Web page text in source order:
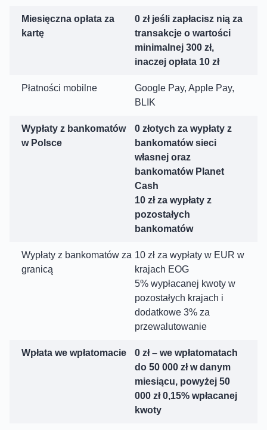
Miesięczna opłata za
kartę
0 zł jeśli zapłacisz nią za
transakcje o wartości
minimalnej 300 zł,
inaczej opłata 10 zł
Płatności mobilne
Google Pay, Apple Pay,
BLIK
Wypłaty z bankomatów
w Polsce
0 złotych za wypłaty z
bankomatów sieci
własnej oraz
bankomatów Planet
Cash
10 zł za wypłaty z
pozostałych
bankomatów
Wypłaty z bankomatów za
granicą
10 zł za wypłaty w EUR w
krajach EOG
5% wypłacanej kwoty w
pozostałych krajach i
dodatkowe 3% za
przewalutowanie
Wpłata we wpłatomacie
0 zł – we wpłatomatach
do 50 000 zł w danym
miesiącu, powyżej 50
000 zł 0,15% wpłacanej
kwoty